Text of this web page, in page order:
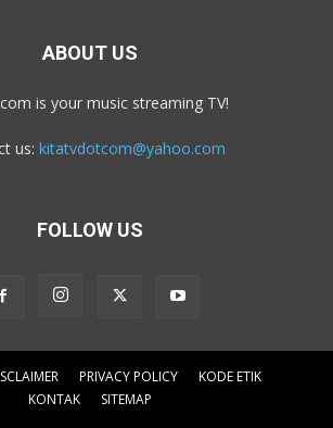
ABOUT US
is your music streaming TV!
us: kitatvdotcom@yahoo.com
FOLLOW US
PRIVACY POLICY
KODE ETIK
KONTAK
SITEMAP